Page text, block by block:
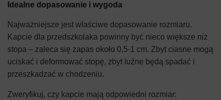
Idealne dopasowanie i wygoda
Najważniejsze jest właściwe dopasowanie rozmiaru.
Kapcie dla przedszkolaka powinny być nieco większe niż
stopa – zaleca się zapas około 0,5-1 cm. Zbyt ciasne mogą
uciskać i deformować stopę, zbyt luźne będą spadać i
przeszkadzać w chodzeniu.
Zweryfikuj, czy kapcie mają odpowiedni rozmiar: